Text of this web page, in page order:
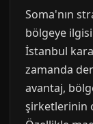
Soma'nın
bölgeye
İstanbul
zamanda
avantaj,
şirketlerinin